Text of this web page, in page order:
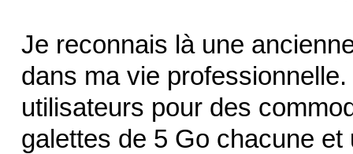
Je reconnais là une
dans ma vie
utilisateurs pour des
galettes de 5 Go chacune